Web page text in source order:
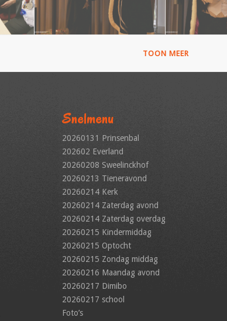
TOON MEER
Snelmenu
20260131 Prinsenbal
202602 Everland
20260208 Sweelinckhof
20260213 Tieneravond
20260214 Kerk
20260214 Zaterdag avond
20260214 Zaterdag overdag
20260215 Kindermiddag
20260215 Optocht
20260215 Zondag middag
20260216 Maandag avond
20260217 Dimibo
20260217 school
Foto’s